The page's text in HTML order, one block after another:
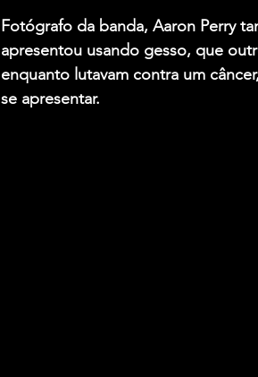
Fotógrafo da banda, Aaron Perry
apresentou usando gesso, que
enquanto lutavam contra um
se apresentar.